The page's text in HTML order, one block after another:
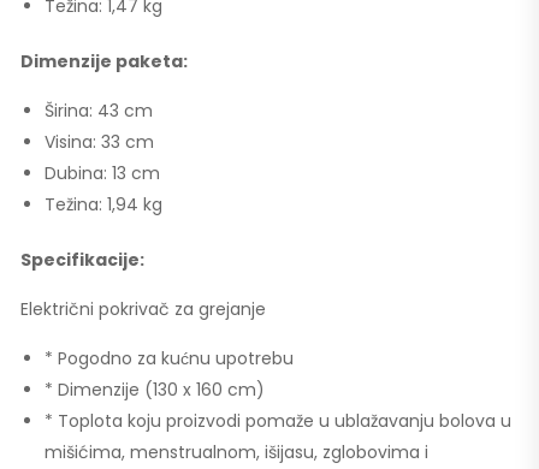
Težina: 1,47 kg
Dimenzije paketa:
Širina: 43 cm
Visina: 33 cm
Dubina: 13 cm
Težina: 1,94 kg
Specifikacije:
Električni pokrivač za grejanje
* Pogodno za kućnu upotrebu
* Dimenzije (130 x 160 cm)
* Toplota koju proizvodi pomaže u ublažavanju bolova u
mišićima, menstrualnom, išijasu, zglobovima i